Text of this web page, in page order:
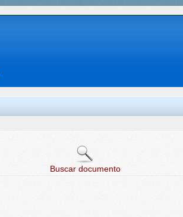
Buscar documento